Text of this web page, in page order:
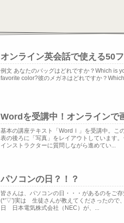
オンライン英会話で使える50
例文 あなたのバッグはどれですか？Which is
favorite color?彼のメガネはどれですか？
Wordを受講中！オンラインで
基本の講座テキスト「WordⅠ」を受講中。こ
表の後ろに「写真」をレイアウトしています
インストラクターに質問しながら進めてい...
パソコンの日？！？
皆さんは、パソコンの日・・・があるのをご
(*'▽')実は 生徒さんが教えてくださったので
日 日本電気株式会社（NEC）が、...